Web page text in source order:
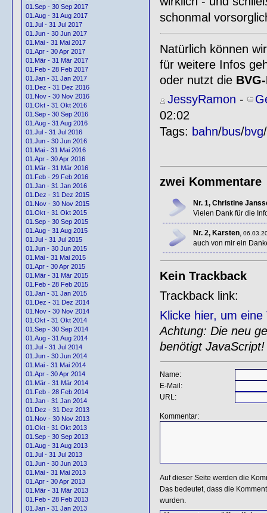
01.Sep - 30 Sep 2017
01.Aug - 31 Aug 2017
01.Jul - 31 Jul 2017
01.Jun - 30 Jun 2017
01.Mai - 31 Mai 2017
01.Apr - 30 Apr 2017
01.Mär - 31 Mär 2017
01.Feb - 28 Feb 2017
01.Jan - 31 Jan 2017
01.Dez - 31 Dez 2016
01.Nov - 30 Nov 2016
01.Okt - 31 Okt 2016
01.Sep - 30 Sep 2016
01.Aug - 31 Aug 2016
01.Jul - 31 Jul 2016
01.Jun - 30 Jun 2016
01.Mai - 31 Mai 2016
01.Apr - 30 Apr 2016
01.Mär - 31 Mär 2016
01.Feb - 29 Feb 2016
01.Jan - 31 Jan 2016
01.Dez - 31 Dez 2015
01.Nov - 30 Nov 2015
01.Okt - 31 Okt 2015
01.Sep - 30 Sep 2015
01.Aug - 31 Aug 2015
01.Jul - 31 Jul 2015
01.Jun - 30 Jun 2015
01.Mai - 31 Mai 2015
01.Apr - 30 Apr 2015
01.Mär - 31 Mär 2015
01.Feb - 28 Feb 2015
01.Jan - 31 Jan 2015
01.Dez - 31 Dez 2014
01.Nov - 30 Nov 2014
01.Okt - 31 Okt 2014
01.Sep - 30 Sep 2014
01.Aug - 31 Aug 2014
01.Jul - 31 Jul 2014
01.Jun - 30 Jun 2014
01.Mai - 31 Mai 2014
01.Apr - 30 Apr 2014
01.Mär - 31 Mär 2014
01.Feb - 28 Feb 2014
01.Jan - 31 Jan 2014
01.Dez - 31 Dez 2013
01.Nov - 30 Nov 2013
01.Okt - 31 Okt 2013
01.Sep - 30 Sep 2013
01.Aug - 31 Aug 2013
01.Jul - 31 Jul 2013
01.Jun - 30 Jun 2013
01.Mai - 31 Mai 2013
01.Apr - 30 Apr 2013
01.Mär - 31 Mär 2013
01.Feb - 28 Feb 2013
01.Jan - 31 Jan 2013
schonmal
Natürlich können
für weitere Infos
oder nutzt die
JessyRamon -
02:02
Tags: bahn/bus/bvg/
zwei Kommentare
Nr. 1, Christine
Vielen Dank für die
Nr. 2, Karsten,
auch von mir ein
Kein Trackback
Trackback link:
Klicke hier, um
Achtung: Die neu
benötigt JavaScript!
Name:
E-Mail:
URL:
Kommentar:
Auf dieser Seite werden die
Das bedeutet, dass die
wurden.